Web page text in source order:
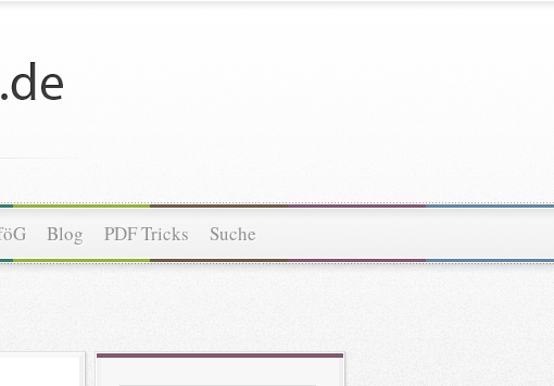
Blog PDF Tricks Suche